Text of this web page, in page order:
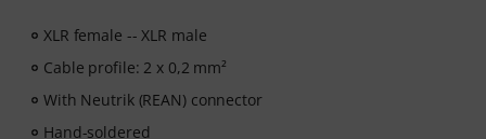
XLR female -- XLR male
Cable profile: 2 x 0,2 mm²
With Neutrik (REAN) connector
Hand-soldered